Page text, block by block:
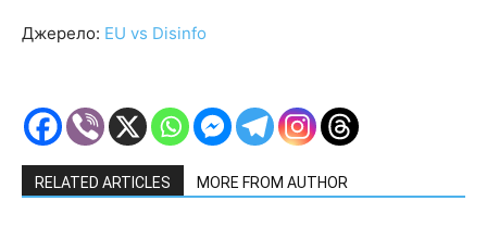
Джерело: EU vs Disinfo
RELATED ARTICLES MORE FROM AUTHOR